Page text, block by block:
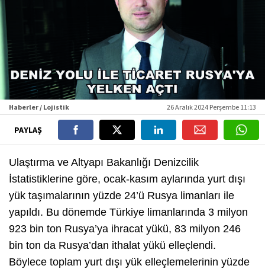
Haberler / Lojistik 26 Aralık 2024 Perşembe 11:13
PAYLAŞ
Ulaştırma ve Altyapı Bakanlığı Denizcilik
İstatistiklerine göre, ocak-kasım aylarında yurt dışı
yük taşımalarının yüzde 24’ü Rusya limanları ile
yapıldı. Bu dönemde Türkiye limanlarında 3 milyon
923 bin ton Rusya’ya ihracat yükü, 83 milyon 246
bin ton da Rusya’dan ithalat yükü elleçlendi.
Böylece toplam yurt dışı yük elleçlemelerinin yüzde